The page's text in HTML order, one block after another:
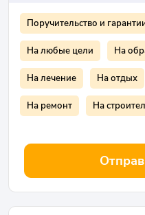
Поручительство и
На любые цели На
На лечение На отдых
На ремонт На